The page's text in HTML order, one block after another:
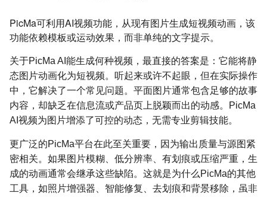
PicMa可利用AI视频功能，从现有图片生成短视频动画，该
功能依赖模板或运动效果，而非单纯的文字提示。
关于PicMa AI能生成何种视频，最直接的答案是：它能将静
态图片动画化为短视频。听起来或许不起眼，但在实际操作
中，它解决了一个常见问题。平面图片通常包含足够的故事
内容，却缺乏在信息流或产品页上脱颖而出的动感。PicMa
AI视频为图片增添了可控的动态，无需专业剪辑技能。
更广泛的PicMa平台在此至关重要，因为输出质量与源图紧
密相关。如果图片模糊、低分辨率、有划痕或压缩严重，生
成的动画通常会继承这些缺陷。这就是为什么PicMa的其他
工具，如照片增强器、智能修复、去划痕和背景移除，虽非